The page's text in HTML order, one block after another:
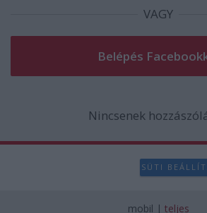
VAGY
Nincsenek
SÜTI
mobil | teljes